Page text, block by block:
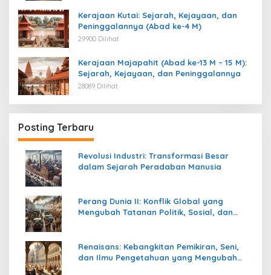
Kerajaan Kutai: Sejarah, Kejayaan, dan
Peninggalannya (Abad ke-4 M)
29900 Dilihat
Kerajaan Majapahit (Abad ke-13 M – 15 M):
Sejarah, Kejayaan, dan Peninggalannya
28089 Dilihat
Posting Terbaru
Revolusi Industri: Transformasi Besar
dalam Sejarah Peradaban Manusia
Perang Dunia II: Konflik Global yang
Mengubah Tatanan Politik, Sosial, dan
Renaisans: Kebangkitan Pemikiran, Seni,
dan Ilmu Pengetahuan yang Mengubah